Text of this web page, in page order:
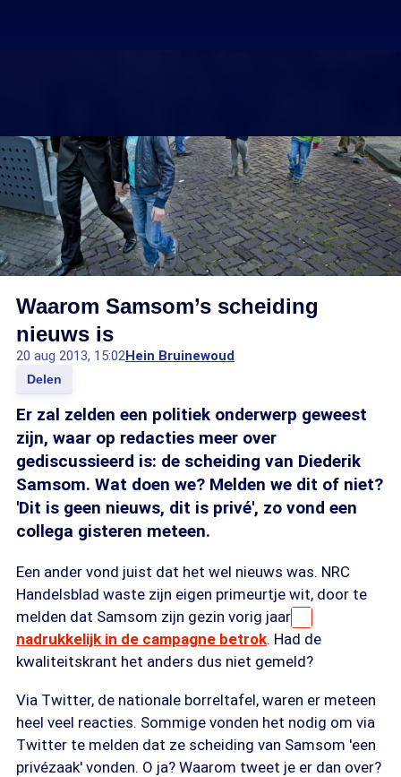
Waarom Samsom’s scheiding
nieuws is
20 aug 2013, 15:02Hein Bruinewoud
Delen
Er zal zelden een politiek onderwerp geweest
zijn, waar op redacties meer over
gediscussieerd is: de scheiding van Diederik
Samsom. Wat doen we? Melden we dit of niet?
'Dit is geen nieuws, dit is privé', zo vond een
collega gisteren meteen.
Een ander vond juist dat het wel nieuws was. NRC
Handelsblad waste zijn eigen primeurtje wit, door te
melden dat Samsom zijn gezin vorig jaar
nadrukkelijk in de campagne betrok. Had de
kwaliteitskrant het anders dus niet gemeld?
Via Twitter, de nationale borreltafel, waren er meteen
heel veel reacties. Sommige vonden het nodig om via
Twitter te melden dat ze scheiding van Samsom 'een
privézaak' vonden. O ja? Waarom tweet je er dan over?